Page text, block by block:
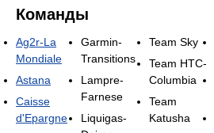
Команды
Ag2r-La
Mondiale
Astana
Caisse
d'Epargne
Garmin-
Transitions
Lampre-
Farnese
Liquigas-
Team Sky
Team HTC-
Columbia
Team
Katusha